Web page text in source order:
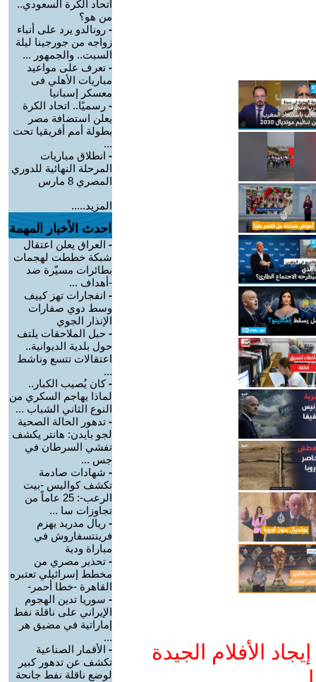
الأفلام الجيدة
اتحاد الكرة السعودي..
من هو؟
- رونالدو يرد على أنباء
زواجه من جورجينا ليلة
السبت.. والجمهور ...
- تعرف على مواعيد
مباريات الأهلي فى
معسكر إسبانيا
- رسميًا.. اتحاد الكرة
يعلن استضافة مصر
بطولة أمم أفريقيا تحت
...
- انطلاق مباريات
المرحلة النهائية للدوري
المصري 8 مارس
المزيد.....
احدث الأخبار المهمة
- العراق يعلن اعتقال
شبكة خططت لهجمات
بطائرات مسيّرة ضد
-أهداف ...
- انفجارات تهز كييف
وسط دوي صفارات
الإنذار الجوي
- حبل الملاحقات يلتف
حول بلدية الديوانية..
اعتقالات تتسع وناشط
...
-كان يُصيب الكبار..
لماذا يهاجم السكري من
النوع الثاني الشباب ...
- تدهور الحالة الصحية
لجو بايدن: هانتر يكشف
تفشي السرطان في
جس ...
- شهادات صادمة
تكشف كواليس -بيت
الرعب-: 25 عاماً من
تجاوزات سا ...
- ريال مدريد يهزم
فرينتسفاروش في
مباراة ودية
- تحذير مصري من
مخطط إسرائيلي تعتبره
القاهرة -خطا أحمر-
- سوريا تدين الهجوم
الإيراني على ناقلة نفط
إماراتية في مضيق هر
...
- الأقمار الصناعية
تكشف عن تدهور كبير
لوضع ناقلة نفط جانحة